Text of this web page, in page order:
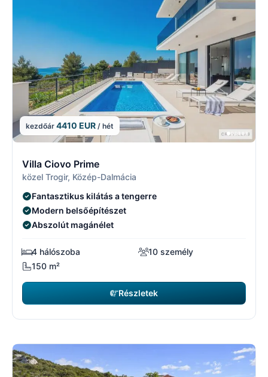
kezdőár 4410 EUR / hét
Villa Ciovo Prime
közel Trogir, Közép-Dalmácia
Fantasztikus kilátás a tengerre
Modern belsőépítészet
Abszolút magánélet
4 hálószoba
10 személy
150 m²
Részletek